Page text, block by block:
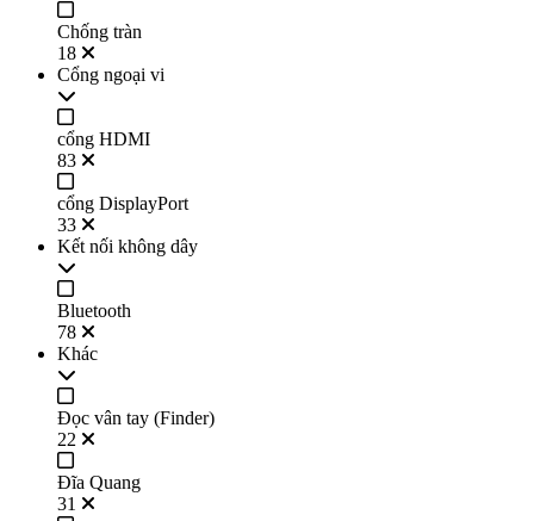
Chống tràn
18
Cổng ngoại vi
cổng HDMI
83
cổng DisplayPort
33
Kết nối không dây
Bluetooth
78
Khác
Đọc vân tay (Finder)
22
Đĩa Quang
31